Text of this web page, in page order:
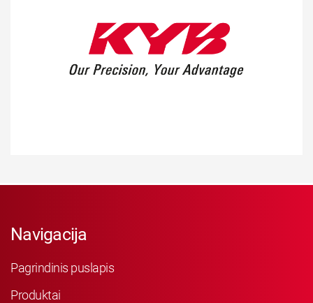
Navigacija
Pagrindinis puslapis
Produktai